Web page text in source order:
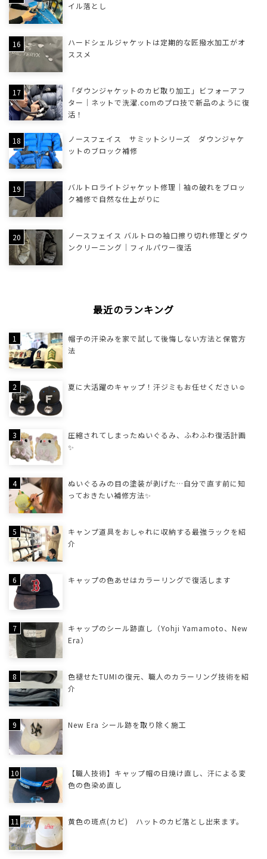
イル落とし
ハードシェルジャケットは定期的な匠撥水加工がオ
ススメ
「ダウンジャケットのカビ取り加工」ビフォーアフ
ター｜ネットで洗濯.comのプロ技で新品のように復
活！
ノースフェイス サミットシリーズ ダウンジャケ
ットのブロック補修
バルトロライトジャケット修理｜袖の破れをブロッ
ク補修で自然な仕上がりに
ノースフェイス バルトロの袖口擦り切れ修理とダウ
ンクリーニング｜フィルパワー復活
最近のランキング
帽子の汗染みを家で試して後悔しない方法と保管方
法
夏に大活躍のキャップ！汗ジミもお任せください☺
圧縮されてしまったぬいぐるみ、ふわふわ復活計画
✨
ぬいぐるみの目の塗装が剥げた…自分で直す前に知
っておきたい補修方法✨
キャンプ道具をおしゃれに収納する最強ラックを紹
介
キャップの色あせはカラーリングで復活します
キャップのシール跡直し（Yohji Yamamoto、New
Era）
色褪せたTUMIの復元、職人のカラーリング技術を紹
介
New Era シール跡を取り除く施工
【職人技術】キャップ帽の日焼け直し、汗による変
色の色染め直し
黄色の斑点(カビ) ハットのカビ落とし出来ます。